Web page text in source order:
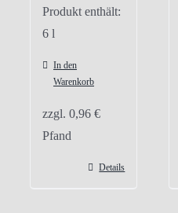
Produkt enthält:
6 l
In den
Warenkorb
zzgl. 0,96 €
Pfand
Details